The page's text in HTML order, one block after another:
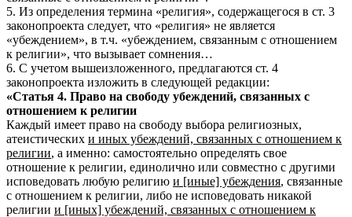
5. Из определения термина «религия», содержащегося в ст. 3
законопроекта следует, что «религия» не является
«убеждением», в т.ч. «убеждением, связанным с отношением
к религии», что вызывает сомнения…
6. С учетом вышеизложенного, предлагаются ст. 4
законопроекта изложить в следующей редакции:
«Статья 4. Право на свободу убеждений, связанных с
отношением к религии
Каждый имеет право на свободу выбора религиозных,
атеистических и иных убеждений, связанных с отношением к
религии, а именно: самостоятельно определять свое
отношение к религии, единолично или совместно с другими
исповедовать любую религию и [иные] убеждения, связанные
с отношением к религии, либо не исповедовать никакой
религии и [иных] убеждений, связанных с отношением к